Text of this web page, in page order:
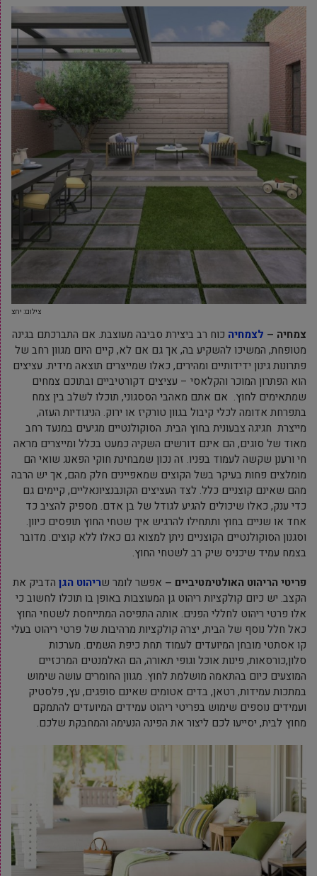
צילום: יחצ
צמחיה – לצמחיה כוח רב ביצירת סביבה מעוצבת. אם התברכתם בגינה
מטופחת, המשיכו להשקיע בה, אך גם אם לא, קיים היום מגוון רחב של
פתרונות גינון ידידותיים ומהירים, כאלו שמייצרים תוצאה מידית. עציצים
הוא הפתרון המוכר והקלאסי – עציצים דקורטיביים ובתוכם צמחים
שמתאימים לחוץ. אם אתם מאהבי הססגוני, תוכלו לשלב בין צמח
בתפרחת אדומה לכלי קיבול בגוון טורקיז או ירוק. הניגודיות העזה,
מייצרת חגיגה צבעונית בחוץ הבית. הסוקולנטיים מגיעים במנעד רחב
מאוד של סוגים, הם אינם דורשים השקיה כמעט בכלל ומייצרים מראה
חי ורענן שקשה לעמוד בפניו. זה נכון שמבחינת חוקי הפאנג שואי הם
מומלצים פחות בעיקר בשל הקוצים שמאפיינים חלק מהם, אך יש הרבה
מהם שאינם קוצניים כלל. לצד העציצים הקונבנציונאליים, קיימים גם
כדי ענק, כאלו שיכולים להגיע לגודל של בן אדם. מספיק להציב כד
אחד או שניים בחוץ ותתחילו להרגיש איך שטחי החוץ תופסים כיוון.
וסגנון הסוקולנטיים הקוצניים ניתן למצוא גם כאלו ללא קוצים. מדובר
בצמח עמיד שיכניס שיק רב לשטחי החוץ.
פריטי הריהוט האולטימטיביים – אפשר לומר שריהוט הגן הדביק את
הקצב. יש כיום קולקציות ריהוט גן המעוצבות באופן בו תוכלו לחשוב כי
אלו פרטי ריהוט לחללי הפנים. אותה התפיסה המתייחסת לשטחי החוץ
כאל חלל נוסף של הבית, יצרה קולקציות מרהיבות של פרטי ריהוט בעלי
קו אסתטי מובחן המיועדים לעמוד תחת כיפת השמים. מערכות
סלון,כורסאות, פינות אוכל וגופי תאורה, הם האלמנטים המרכזיים
המוצעים כיום בהתאמה מושלמת לחוץ. מגוון החומרים עושה שימוש
במתכות עמידות, רטאן, בדים אטומים שאינם סופגים, עץ, פלסטיק
ועמידים נוספים שימוש בפריטי ריהוט עמידים המיועדים להתמקם
מחוץ לבית, יסייעו לכם ליצור את הפינה הנעימה והמחבקת שלכם.